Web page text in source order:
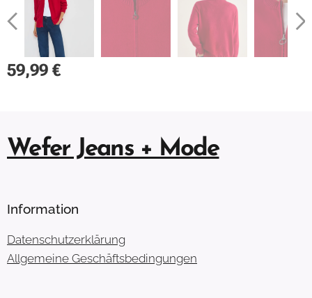
59,99 €
Wefer Jeans + Mode
Information
Datenschutzerklärung
Allgemeine Geschäftsbedingungen